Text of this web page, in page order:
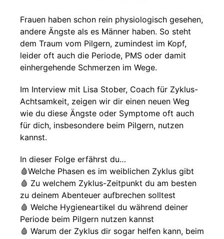
Frauen haben schon rein physiologisch gesehen,
andere Ängste als es Männer haben. So steht
dem Traum vom Pilgern, zumindest im Kopf,
leider oft auch die Periode, PMS oder damit
einhergehende Schmerzen im Wege.
Im Interview mit Lisa Stober, Coach für Zyklus-
Achtsamkeit, zeigen wir dir einen neuen Weg
wie du diese Ängste oder Symptome oft auch
für dich, insbesondere beim Pilgern, nutzen
kannst.
In dieser Folge erfährst du…
🩸Welche Phasen es im weiblichen Zyklus gibt
🩸 Zu welchem Zyklus-Zeitpunkt du am besten
zu deinem Abenteuer aufbrechen solltest
🩸 Welche Hygieneartikel du während deiner
Periode beim Pilgern nutzen kannst
🩸 Warum der Zyklus dir sogar helfen kann, beim